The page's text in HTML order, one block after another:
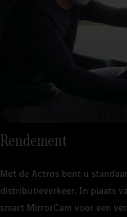
Slechts drie stappen en u
wegrijden. De stoelen
Multimedia Cockpit,
relevante functies
verkeersbordenassistent.
Rendement
Met de Actros bent u
distributieverkeer. In plaats
smart MirrorCam voor een